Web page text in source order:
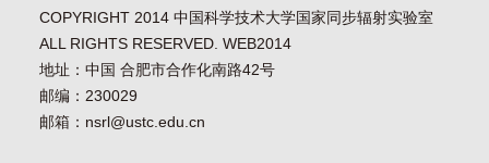
COPYRIGHT 2014 中国科学技术大学国家同步辐射实验室
ALL RIGHTS RESERVED. WEB2014
地址：中国 合肥市合作化南路42号
邮编：230029
邮箱：nsrl@ustc.edu.cn